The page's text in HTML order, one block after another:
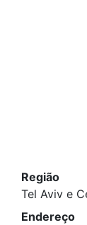
Região
Tel Aviv e
Endereço